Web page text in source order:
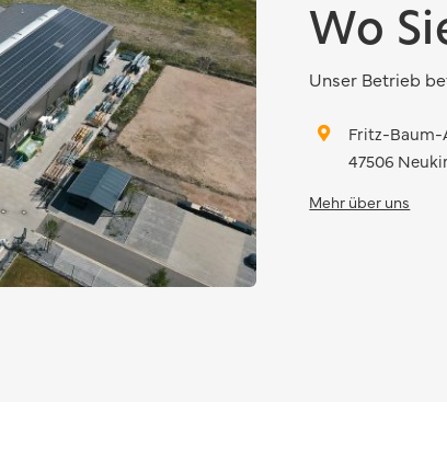
Wo
Unser Betrieb
Fritz-Baum-
47506
Mehr über uns